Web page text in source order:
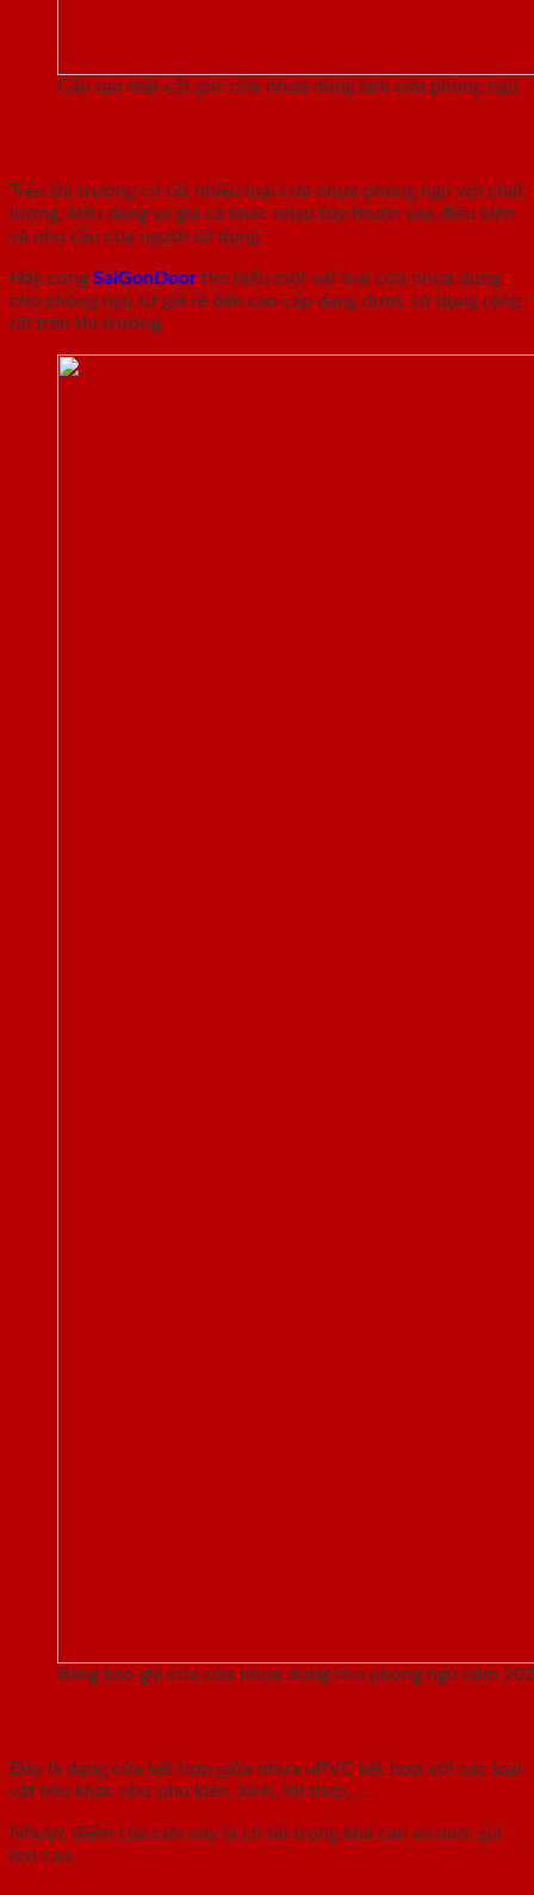
Cấu tạo mặt cắt góc cửa nhựa dùng làm cửa phòng ngủ
Trên thị trường có rất nhiều loại cửa nhựa phòng ngủ với chất
lượng, kiểu dáng và giá cả khác nhau tùy thuộc vào điều kiện
và nhu cầu của người sử dụng
Hãy cùng SaiGonDoor tìm hiểu một vài loại cửa nhựa dùng
cho phòng ngủ từ giá rẻ đến cao cấp đang được sử dụng rộng
rãi trên thị trường
Bảng báo giá cửa cửa nhựa dùng cho phòng ngủ năm
Đây là dạng cửa kết hợp giữa nhựa uPVC kết hợp với các loại
vật liệu khác như phụ kiện, kính, lõi thép,…
Nhược điểm của cửa này là có tải trọng khá cao và mức giá
hơi cao